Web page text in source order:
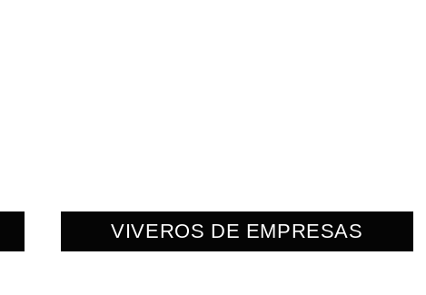
VIVEROS DE EMPRESAS